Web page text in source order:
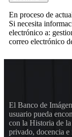
En proceso de
Si necesita
electrónico a:
correo electrónico
El Banco de
usuario pueda
con la Historia de
privado, docencia e